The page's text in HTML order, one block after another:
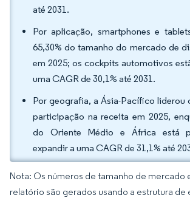
até 2031.
Por aplicação, smartphones e
65,30% do tamanho do mercado de
em 2025; os cockpits automotivos
uma CAGR de 30,1% até 2031.
Por geografia, a Ásia-Pacífico liderou
participação na receita em 2025,
do Oriente Médio e África está
expandir a uma CAGR de 31,1% até
Nota: Os números de tamanho de mercado
relatório são gerados usando a estrutura de